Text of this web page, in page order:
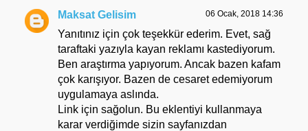
Maksat Gelisim 06 Ocak, 2018 14:36
Yanıtınız için çok teşekkür ederim. Evet, sağ
taraftaki yazıyla kayan reklamı kastediyorum.
Ben araştırma yapıyorum. Ancak bazen kafam
çok karışıyor. Bazen de cesaret edemiyorum
uygulamaya aslında.
Link için sağolun. Bu eklentiyi kullanmaya
karar verdiğimde sizin sayfanızdan